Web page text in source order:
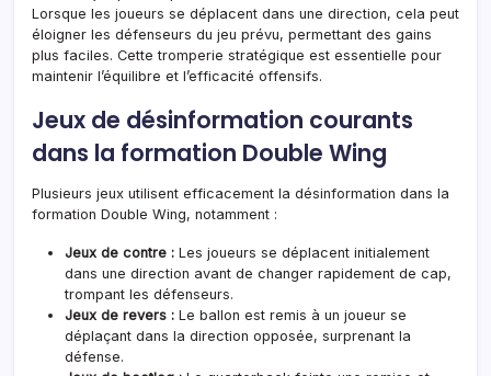
Lorsque les joueurs se déplacent dans une direction, cela peut
éloigner les défenseurs du jeu prévu, permettant des gains
plus faciles. Cette tromperie stratégique est essentielle pour
maintenir l’équilibre et l’efficacité offensifs.
Jeux de désinformation courants
dans la formation Double Wing
Plusieurs jeux utilisent efficacement la désinformation dans la
formation Double Wing, notamment :
Jeux de contre : Les joueurs se déplacent initialement
dans une direction avant de changer rapidement de cap,
trompant les défenseurs.
Jeux de revers : Le ballon est remis à un joueur se
déplaçant dans la direction opposée, surprenant la
défense.